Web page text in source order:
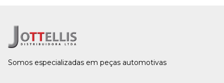
Somos especializadas em peças automotivas